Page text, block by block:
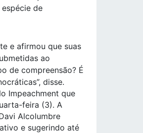
de
e afirmou que suas
ao
de compreensão? É
disse.
Impeachment que
feira (3). A
Alcolumbre
e sugerindo até